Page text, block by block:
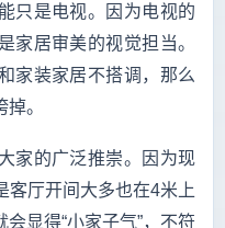
只是电视。因为电视的
家居审美的视觉担当。
家装家居不搭调，那么
。
家的广泛推崇。因为现
客厅开间大多也在4米上
显得“小家子气”，不符